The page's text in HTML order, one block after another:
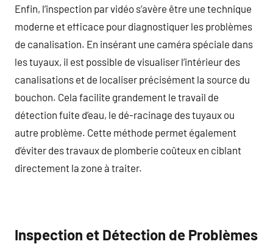
Enfin, l’inspection par vidéo s’avère être une technique
moderne et efficace pour diagnostiquer les problèmes
de canalisation. En insérant une caméra spéciale dans
les tuyaux, il est possible de visualiser l’intérieur des
canalisations et de localiser précisément la source du
bouchon. Cela facilite grandement le travail de
détection fuite d’eau, le dé-racinage des tuyaux ou
autre problème. Cette méthode permet également
d’éviter des travaux de plomberie coûteux en ciblant
directement la zone à traiter.
Inspection et Détection de Problèmes